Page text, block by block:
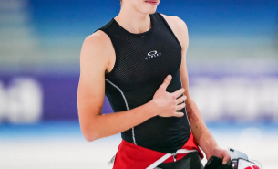
Meld je dan aan en selecteer
Thialf.